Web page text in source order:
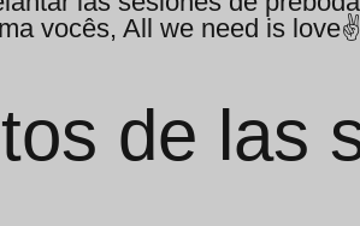
vocês, All we need is love✌️
de las